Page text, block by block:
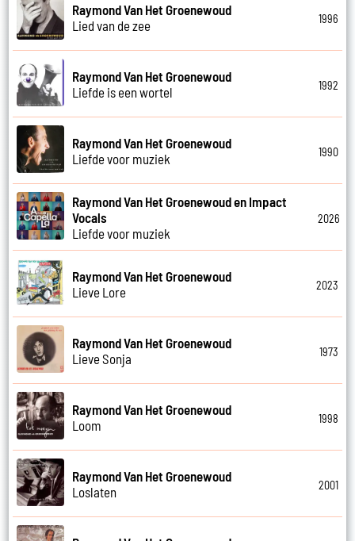
Raymond Van Het Groenewoud
Lied van de zee
1996
Raymond Van Het Groenewoud
Liefde is een wortel
1992
Raymond Van Het Groenewoud
Liefde voor muziek
1990
Raymond Van Het Groenewoud en Impact
Vocals
Liefde voor muziek
2026
Raymond Van Het Groenewoud
Lieve Lore
2023
Raymond Van Het Groenewoud
Lieve Sonja
1973
Raymond Van Het Groenewoud
Loom
1998
Raymond Van Het Groenewoud
Loslaten
2001